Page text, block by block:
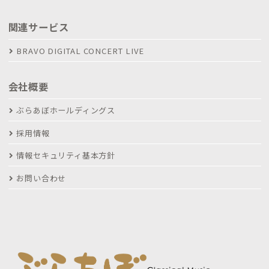
関連サービス
BRAVO DIGITAL CONCERT LIVE
会社概要
ぶらあぼホールディングス
採用情報
情報セキュリティ基本方針
お問い合わせ